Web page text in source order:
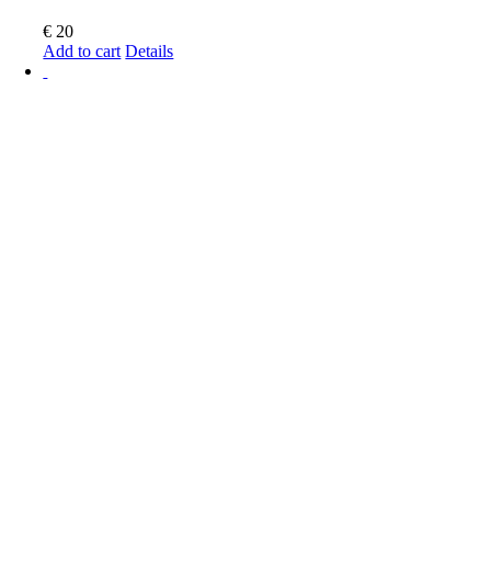
€ 20
Add to cart Details